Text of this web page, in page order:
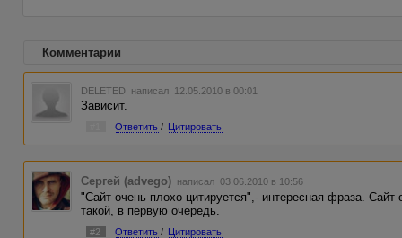
Комментарии
DELETED написал 12.05.2010 в 00:01
Зависит.
Ответить / Цитировать
Сергей (advego) написал 03.06.2010 в 10:56
"Сайт очень плохо цитируется",- интересная фраза. Сайт
такой, в первую очередь.
#2 Ответить / Цитировать